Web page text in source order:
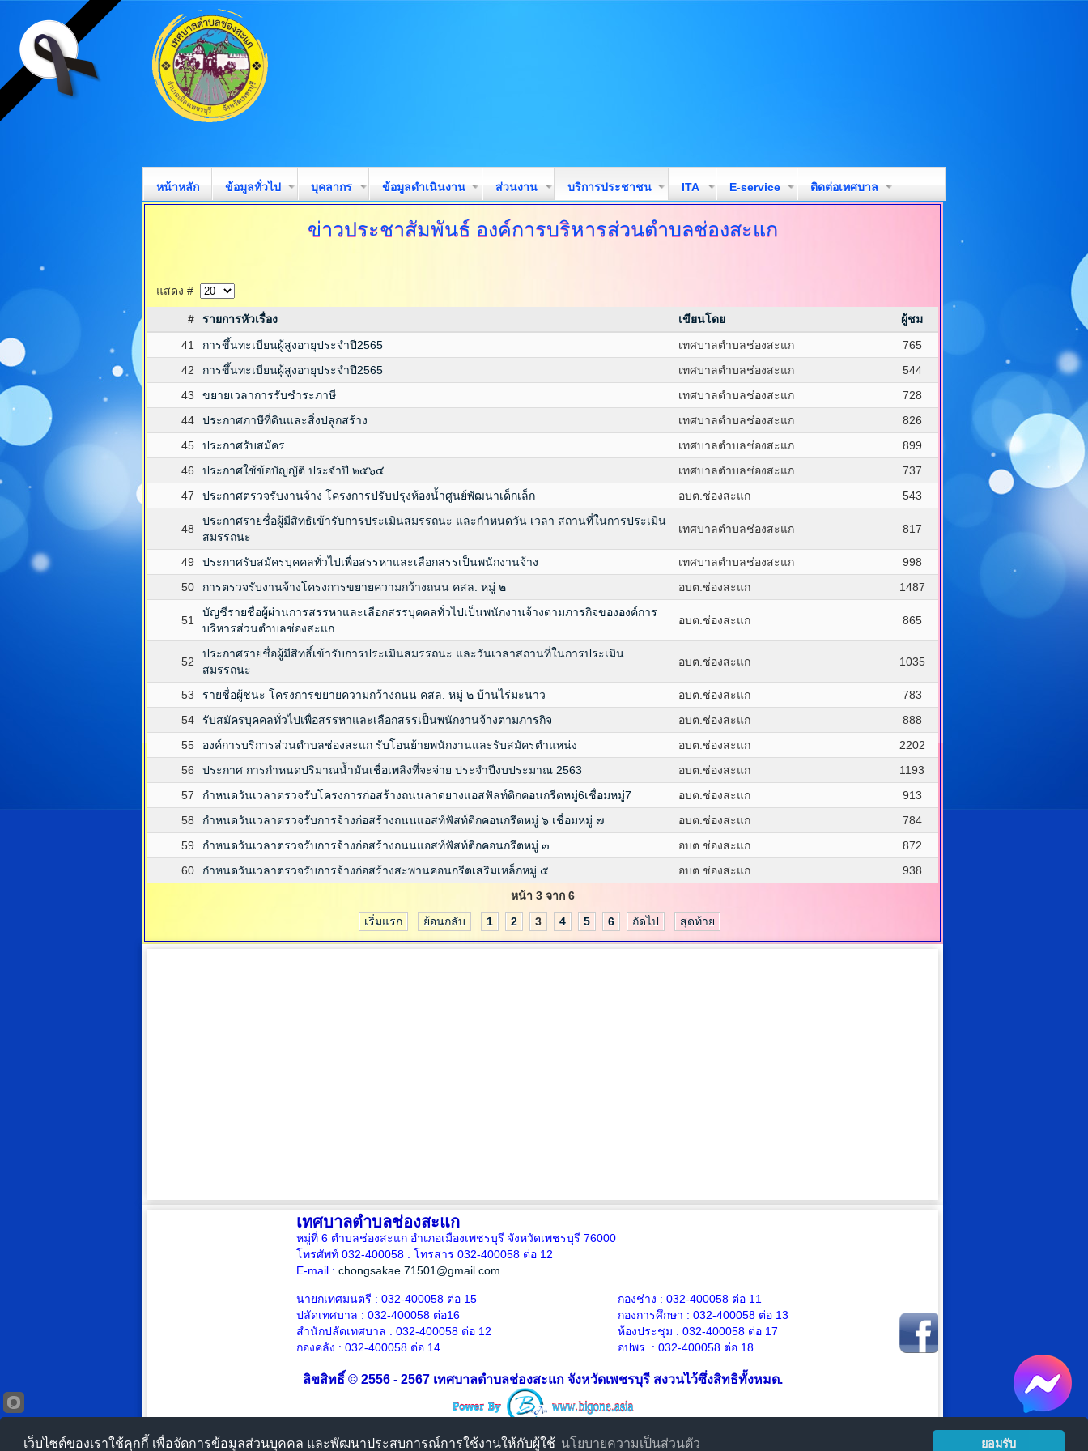
หน้าหลัก ข้อมูลทั่วไป บุคลากร ข้อมูลดำเนินงาน ส่วนงาน บริการประชาชน ITA E-service ติดต่อเทศบาล
ข่าวประชาสัมพันธ์ องค์การบริหารส่วนตำบลช่องสะแก
แสดง #
# รายการหัวเรื่อง เขียนโดย
ผู้ชม
41
การขึ้นทะเบียนผู้สูงอายุประจำปี2565 เทศบาลตำบลช่องสะแก
765
42
การขึ้นทะเบียนผู้สูงอายุประจำปี2565 เทศบาลตำบลช่องสะแก
544
43
ขยายเวลาการรับชำระภาษี เทศบาลตำบลช่องสะแก
728
44
ประกาศภาษีที่ดินและสิ่งปลูกสร้าง เทศบาลตำบลช่องสะแก
826
45
ประกาศรับสมัคร เทศบาลตำบลช่องสะแก
899
46
ประกาศใช้ข้อบัญญัติ ประจำปี ๒๕๖๔ เทศบาลตำบลช่องสะแก
737
47
ประกาศตรวจรับงานจ้าง โครงการปรับปรุงห้องน้ำศูนย์พัฒนาเด็กเล็ก อบต.ช่องสะแก 543
48
ประกาศรายชื่อผู้มีสิทธิเข้ารับการประเมินสมรรถนะ และกำหนดวัน เวลา สถานที่ในการประเมิน
สมรรถนะ
เทศบาลตำบลช่องสะแก 817
49 ประกาศรับสมัครบุคคลทั่วไปเพื่อสรรหาและเลือกสรรเป็นพนักงานจ้าง เทศบาลตำบลช่องสะแก
998
50
การตรวจรับงานจ้างโครงการขยายความกว้างถนน คสล. หมู่ ๒ อบต.ช่องสะแก 1487
51
บัญชีรายชื่อผู้ผ่านการสรรหาและเลือกสรรบุคคลทั่วไปเป็นพนักงานจ้างตามภารกิจขององค์การ
บริหารส่วนตำบลช่องสะแก
อบต.ช่องสะแก 865
52
ประกาศรายชื่อผู้มีสิทธิ์เข้ารับการประเมินสมรรถนะ และวันเวลาสถานที่ในการประเมิน
สมรรถนะ
อบต.ช่องสะแก 1035
53 รายชื่อผู้ชนะ โครงการขยายความกว้างถนน คสล. หมู่ ๒ บ้านไร่มะนาว อบต.ช่องสะแก
783
54
รับสมัครบุคคลทั่วไปเพื่อสรรหาและเลือกสรรเป็นพนักงานจ้างตามภารกิจ อบต.ช่องสะแก
888
55
องค์การบริการส่วนตำบลช่องสะแก รับโอนย้ายพนักงานและรับสมัครตำแหน่ง อบต.ช่องสะแก
2202
56
ประกาศ การกำหนดปริมาณน้ำมันเชื่อเพลิงที่จะจ่าย ประจำปีงบประมาณ 2563 อบต.ช่องสะแก
1193
57
กำหนดวันเวลาตรวจรับโครงการก่อสร้างถนนลาดยางแอสฟัลท์ติกคอนกรีตหมู่6เชื่อมหมู่7 อบต.ช่องสะแก
913
58
กำหนดวันเวลาตรวจรับการจ้างก่อสร้างถนนแอสท์ฟัสท์ติกคอนกรีตหมู่ ๖ เชื่อมหมู่ ๗ อบต.ช่องสะแก
784
59
กำหนดวันเวลาตรวจรับการจ้างก่อสร้างถนนแอสท์ฟัสท์ติกคอนกรีตหมู่ ๓ อบต.ช่องสะแก
872
60
กำหนดวันเวลาตรวจรับการจ้างก่อสร้างสะพานคอนกรีตเสริมเหล็กหมู่ ๕ อบต.ช่องสะแก
938
หน้า 3 จาก 6
เริ่มแรก
ย้อนกลับ 1 2 3 4 5 6 ถัดไป สุดท้าย
เทศบาลตำบลช่องสะแก
หมู่ที่ 6 ตำบลช่องสะแก อำเภอเมืองเพชรบุรี จังหวัดเพชรบุรี 76000
โทรศัพท์ 032-400058 : โทรสาร 032-400058 ต่อ 12
E-mail : chongsakae.71501@gmail.com
นายกเทศมนตรี : 032-400058 ต่อ 15
ปลัดเทศบาล : 032-400058 ต่อ16
สำนักปลัดเทศบาล : 032-400058 ต่อ 12
กองคลัง : 032-400058 ต่อ 14
กองช่าง : 032-400058 ต่อ 11
กองการศึกษา : 032-400058 ต่อ 13
ห้องประชุม : 032-400058 ต่อ 17
อปพร. : 032-400058 ต่อ 18
ลิขสิทธิ์ © 2556 - 2567 เทศบาลตำบลช่องสะแก จังหวัดเพชรบุรี สงวนไว้ซึ่งสิทธิทั้งหมด.
เว็บไซต์ของเราใช้คุกกี้ เพื่อจัดการข้อมูลส่วนบุคคล และพัฒนาประสบการณ์การใช้งานให้กับผู้ใช้ นโยบายความเป็นส่วนตัว ยอมรับ